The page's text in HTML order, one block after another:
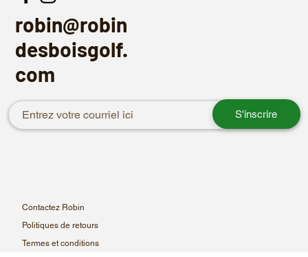
S'inscrire
Contactez Robin
Politiques de retours
Termes et conditions
robin@robin
desboisgolf.
com